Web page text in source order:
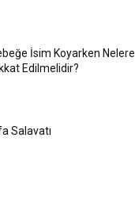
İsim Koyarken Nelere
Edilmelidir?
Salavatı